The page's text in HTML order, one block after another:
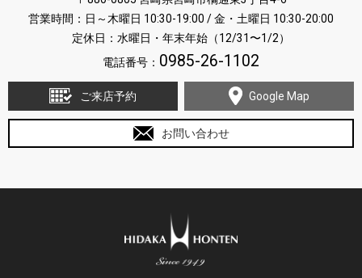
営業時間：日～木曜日 10:30-19:00 / 金・土曜日 10:30-20:00
定休日：水曜日・年末年始（12/31〜1/2）
電話番号： 0985-26-1102
ご来店予約 Google Map
お問い合わせ